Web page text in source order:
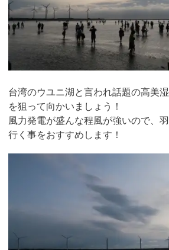
台湾のウユニ湖と言われ話題の高美
を狙って向かいましょう！
風力発電が盛んな程風が強いので、
行く事をおすすめします！